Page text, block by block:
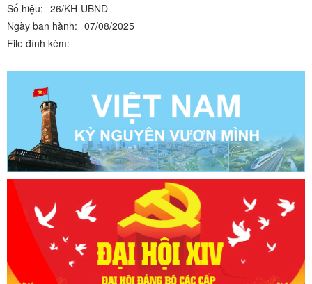
Số hiệu: 26/KH-UBND
Ngày ban hành: 07/08/2025
File đính kèm: